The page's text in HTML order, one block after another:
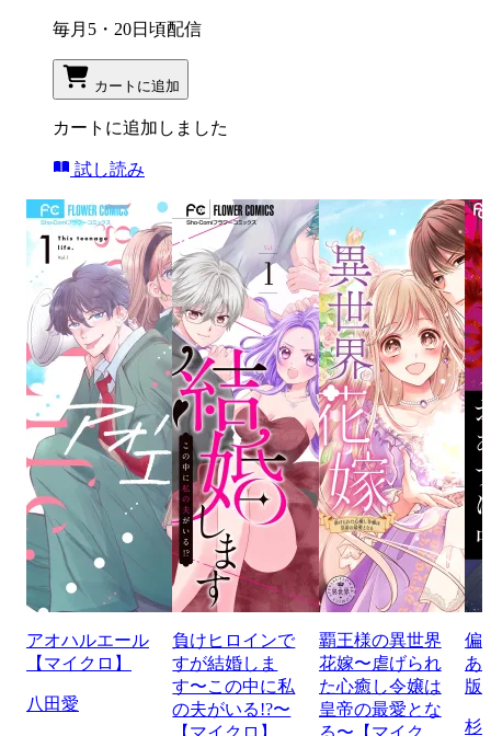
毎月5・20日頃配信
カートに追加
カートに追加しました
試し読み
アオハルエール
【マイクロ】
八田愛
負けヒロインで
すが結婚しま
す〜この中に私
の夫がいる!?〜
【マイクロ】
覇王様の異世界
花嫁〜虐げられ
た心癒し令嬢は
皇帝の最愛とな
る〜【マイク
偏
あ
版
杉